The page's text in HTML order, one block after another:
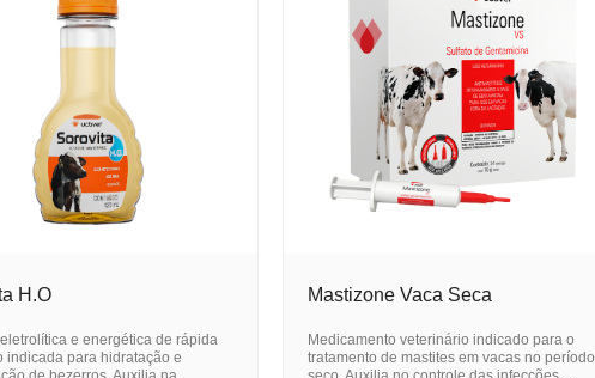
H.O
e energética de rápida
indicada para hidratação e
Mastizone Vaca Seca
Medicamento veterinário indicado para o
tratamento de mastites em vacas no período